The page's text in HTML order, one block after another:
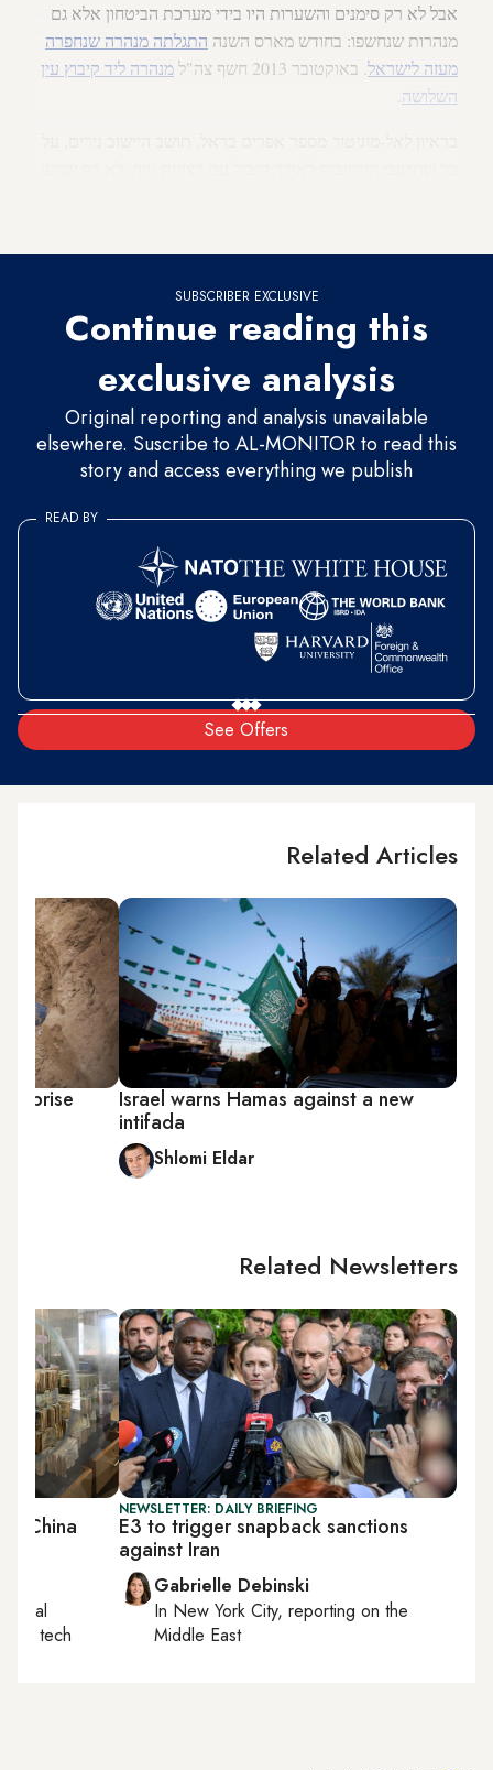
אבל לא רק סימנים והשערות היו בידי מערכת הביטחון אלא גם
מנהרות שנחשפו: בחודש מארס השנה התגלתה מנהרה שנחפרה
מעזה לישראל . באוקטובר 2013 חשף צה"ל
מנהרה ליד קיבוץ עין
השלושה
SUBSCRIBER EXCLUSIVE
Continue reading this
exclusive analysis
Original reporting and analysis unavailable
elsewhere. Suscribe to AL-MONITOR to read this
story and access everything we publish
See Offers
READ BY
Related Articles
Israel warns Hamas against a new
intifada
Shlomi Eldar
Related Newsletters
NEWSLETTER: DAILY BRIEFING
E3 to trigger snapback sanctions
against Iran
Gabrielle Debinski
In New York City, reporting on the
Middle East
China
AI, tech